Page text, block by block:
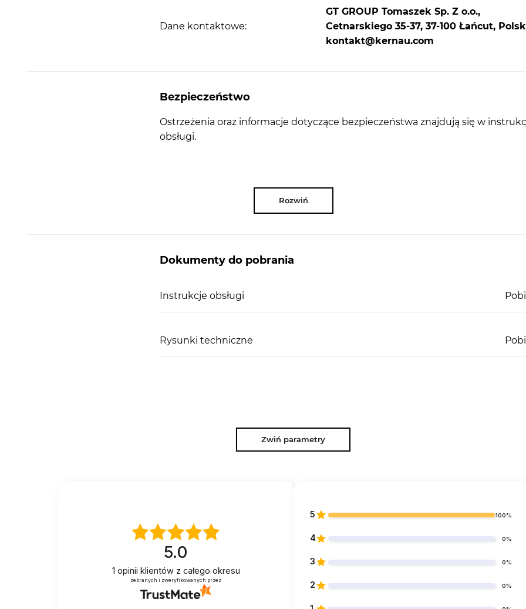
Dane kontaktowe:
GT GROUP Tomaszek Sp. Z o.o.,
Cetnarskiego 35-37, 37-100 Łańcut,
kontakt@kernau.com
Bezpieczeństwo
Ostrzeżenia oraz informacje dotyczące bezpieczeństwa znajdują się w
obsługi.
Rozwiń
Dokumenty do pobrania
Instrukcje obsługi
Rysunki techniczne
Zwiń parametry
5.0
1 opinii klientów z całego okresu
zebranych i zweryfikowanych przez
5 100%
4 0%
3 0%
2 0%